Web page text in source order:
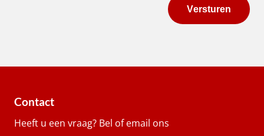
Contact
Heeft u een vraag? Bel of email ons